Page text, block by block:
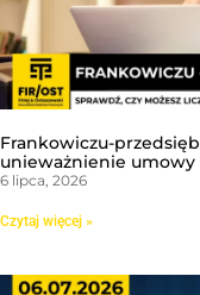
Frankowiczu-
unieważnienie umowy
6 lipca, 2026
Czytaj więcej »